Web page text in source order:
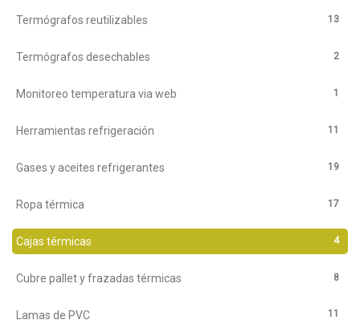
Termógrafos reutilizables 13
Termógrafos desechables 2
Monitoreo temperatura via web 1
Herramientas refrigeración 11
Gases y aceites refrigerantes 19
Ropa térmica 17
Cajas térmicas 4
Cubre pallet y frazadas térmicas 8
Lamas de PVC 11